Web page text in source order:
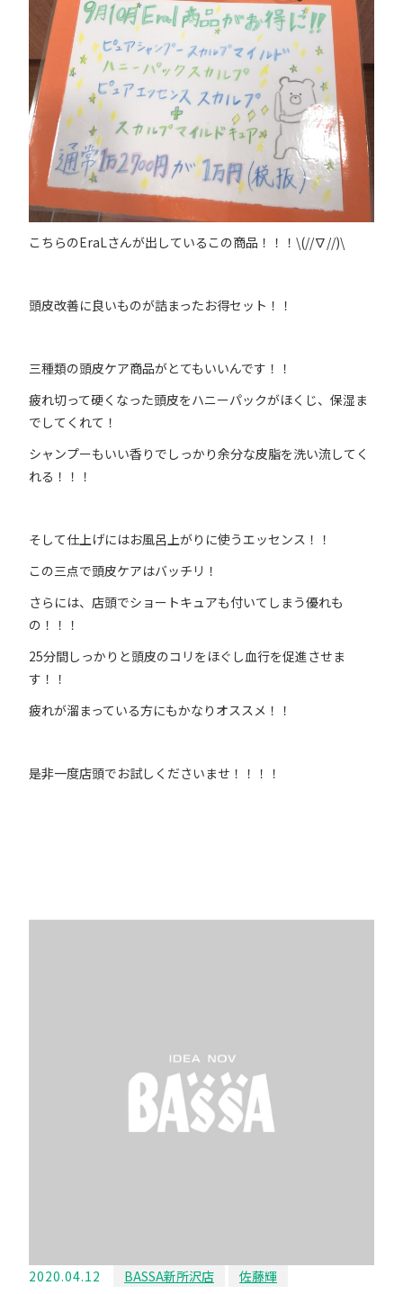
こちらのEraLさんが出しているこの商品！！！\(//∇//)\
頭皮改善に良いものが詰まったお得セット！！
三種類の頭皮ケア商品がとてもいいんです！！
疲れ切って硬くなった頭皮をハニーパックがほくじ、保湿ま
でしてくれて！
シャンプーもいい香りでしっかり余分な皮脂を洗い流してく
れる！！！
そして仕上げにはお風呂上がりに使うエッセンス！！
この三点で頭皮ケアはバッチリ！
さらには、店頭でショートキュアも付いてしまう優れも
の！！！
25分間しっかりと頭皮のコリをほぐし血行を促進させま
す！！
疲れが溜まっている方にもかなりオススメ！！
是非一度店頭でお試しくださいませ！！！！
2020.04.12 BASSA新所沢店 佐藤輝